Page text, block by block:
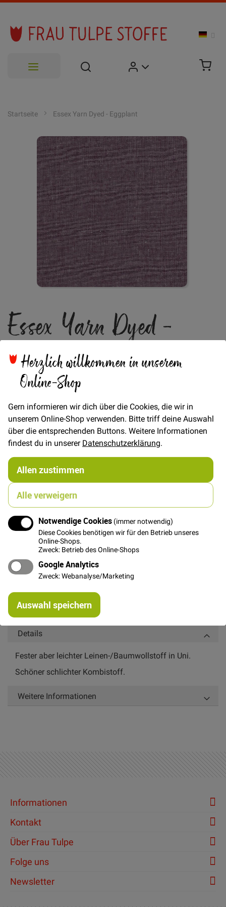
Herzlich willkommen in unserem
Online-Shop
Gern informieren wir dich über die Cookies, die wir in
unserem Online-Shop verwenden. Bitte triff deine Auswahl
über die entsprechenden Buttons. Weitere Informationen
findest du in unsererDatenschutzerklärung.
Allen zustimmen
Alle verweigern
Notwendige Cookies (immer notwendig)
Diese Cookies benötigen wir für den Betrieb unseres
Online-Shops.
Zweck: Betrieb des Online-Shops
Google Analytics
Zweck: Webanalyse/Marketing
Auswahl speichern
Startseite Essex Yarn Dyed - Eggplant
Bildgalerie
springen
der
Bildgalerie
springen
Essex Yarn Dyed -
Eggplant
VerfügbarkeitAuf Lager
Artikel
gruppiertes
Produkt
€/Meter(Freie Eingabe)
22,00 €
FAT QUARTER(ca. 50 x 55 cm)
6,00 €
In den Warenkorb
Details
Fester aber leichter Leinen-/Baumwollstoff in Uni.
Schöner schlichter Kombistoff.
Weitere Informationen
Informationen
Kontakt
Über Frau Tulpe
Folge uns
Newsletter